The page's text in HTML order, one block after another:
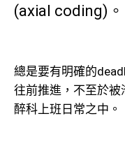
(axial coding)。
總是要有明確的
往前推進，不至於
醉科上班日常之中。